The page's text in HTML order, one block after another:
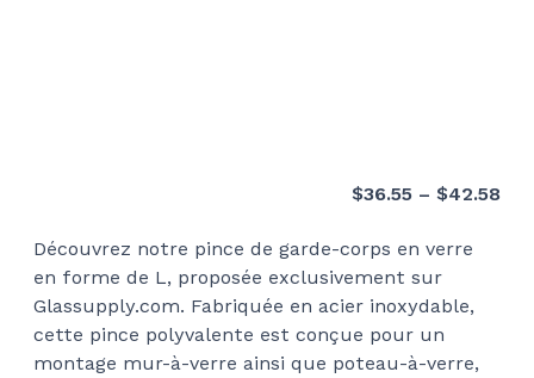
$36.55 – $42.58
Découvrez notre pince de garde-corps en verre
en forme de L, proposée exclusivement sur
Glassupply.com. Fabriquée en acier inoxydable,
cette pince polyvalente est conçue pour un
montage mur-à-verre ainsi que poteau-à-verre,